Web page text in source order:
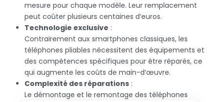
mesure pour chaque modèle. Leur remplacement
peut coûter plusieurs centaines d’euros.
Technologie exclusive :
Contrairement aux smartphones classiques, les
téléphones pliables nécessitent des équipements et
des compétences spécifiques pour être réparés, ce
qui augmente les coûts de main-d’œuvre.
Complexité des réparations :
Le démontage et le remontage des téléphones